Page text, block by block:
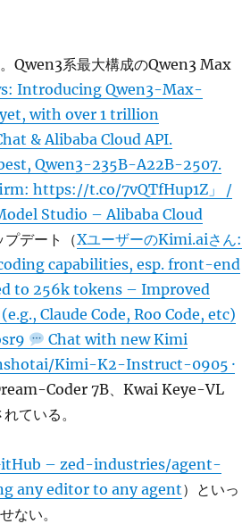
Qwen3系最大構成のQwen3 Max
Introducing Qwen3-Max-
with over 1 trillion
& Alibaba Cloud API.
Qwen3-235B-A22B-2507.
https://t.co/7vQTfHup1Z」 /
Studio – Alibaba Cloud
デート（XユーザーのKimi.aiさん:
capabilities, esp. front-end
to 256k tokens – Improved
Claude Code, Roo Code, etc)
Chat with new Kimi
Kimi-K2-Instruct-0905 ·
Coder 7B、Kwai Keye-VL
ている。
– zed-industries/agent-
any editor to any agent）といっ
ない。